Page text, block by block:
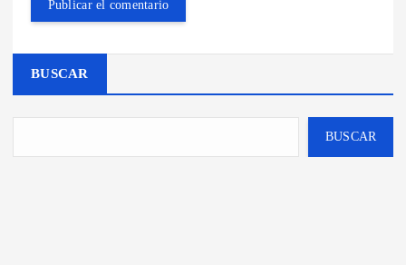
BUSCAR
BUSCAR